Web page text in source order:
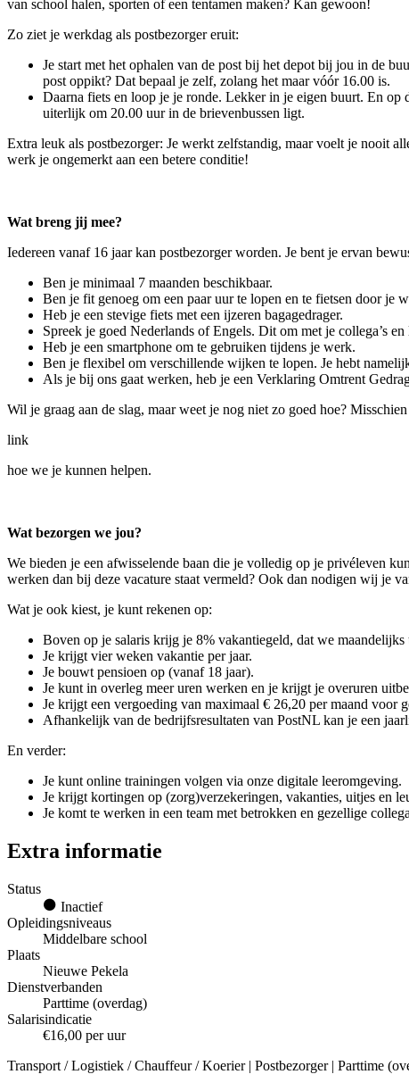
van school halen, sporten of een tentamen maken? Kan gewoon!
Zo ziet je werkdag als postbezorger eruit:
Je start met het ophalen van de post bij het depot bij jou in de
post oppikt? Dat bepaal je zelf, zolang het maar vóór 16.00 is.
Daarna fiets en loop je je ronde. Lekker in je eigen buurt. En op
uiterlijk om 20.00 uur in de brievenbussen ligt.
Extra leuk als postbezorger: Je werkt zelfstandig, maar voelt je nooit
werk je ongemerkt aan een betere conditie!
Wat breng jij mee?
Iedereen vanaf 16 jaar kan postbezorger worden. Je bent je ervan
Ben je minimaal 7 maanden beschikbaar.
Ben je fit genoeg om een paar uur te lopen en te fietsen door je
Heb je een stevige fiets met een ijzeren bagagedrager.
Spreek je goed Nederlands of Engels. Dit om met je collega’s
Heb je een smartphone om te gebruiken tijdens je werk.
Ben je flexibel om verschillende wijken te lopen. Je hebt
Als je bij ons gaat werken, heb je een Verklaring Omtrent
Wil je graag aan de slag, maar weet je nog niet zo goed hoe?
link
hoe we je kunnen helpen.
Wat bezorgen we jou?
We bieden je een afwisselende baan die je volledig op je privéleven
werken dan bij deze vacature staat vermeld? Ook dan nodigen wij je
Wat je ook kiest, je kunt rekenen op:
Boven op je salaris krijg je 8% vakantiegeld, dat we maandelijks
Je krijgt vier weken vakantie per jaar.
Je bouwt pensioen op (vanaf 18 jaar).
Je kunt in overleg meer uren werken en je krijgt je overuren
Je krijgt een vergoeding van maximaal € 26,20 per maand voor
Afhankelijk van de bedrijfsresultaten van PostNL kan je een
En verder:
Je kunt online trainingen volgen via onze digitale leeromgeving.
Je krijgt kortingen op (zorg)verzekeringen, vakanties, uitjes en
Je komt te werken in een team met betrokken en gezellige
Extra informatie
Status
Inactief
Opleidingsniveaus
Middelbare school
Plaats
Nieuwe Pekela
Dienstverbanden
Parttime (overdag)
Salarisindicatie
€16,00 per uur
Transport / Logistiek / Chauffeur / Koerier | Postbezorger | Parttime